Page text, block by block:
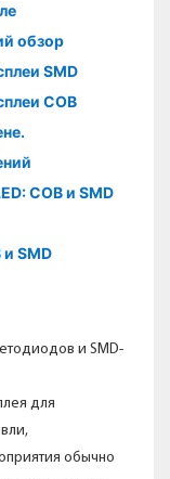
обзор
SMD
COB
COB и SMD
SMD
для
обычно